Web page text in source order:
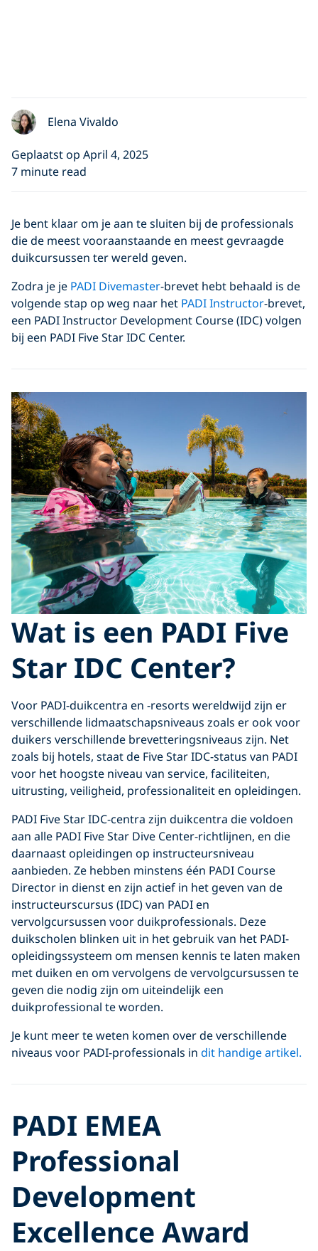
Elena Vivaldo
Geplaatst op April 4, 2025
7 minute read
Je bent klaar om je aan te sluiten bij de professionals
die de meest vooraanstaande en meest gevraagde
duikcursussen ter wereld geven.
Zodra je je PADI Divemaster-brevet hebt behaald is de
volgende stap op weg naar het PADI Instructor-brevet,
een PADI Instructor Development Course (IDC) volgen
bij een PADI Five Star IDC Center.
Wat is een PADI Five
Star IDC Center?
Voor PADI-duikcentra en -resorts wereldwijd zijn er
verschillende lidmaatschapsniveaus zoals er ook voor
duikers verschillende brevetteringsniveaus zijn. Net
zoals bij hotels, staat de Five Star IDC-status van PADI
voor het hoogste niveau van service, faciliteiten,
uitrusting, veiligheid, professionaliteit en opleidingen.
PADI Five Star IDC-centra zijn duikcentra die voldoen
aan alle PADI Five Star Dive Center-richtlijnen, en die
daarnaast opleidingen op instructeursniveau
aanbieden. Ze hebben minstens één PADI Course
Director in dienst en zijn actief in het geven van de
instructeurscursus (IDC) van PADI en
vervolgcursussen voor duikprofessionals. Deze
duikscholen blinken uit in het gebruik van het PADI-
opleidingssysteem om mensen kennis te laten maken
met duiken en om vervolgens de vervolgcursussen te
geven die nodig zijn om uiteindelijk een
duikprofessional te worden.
Je kunt meer te weten komen over de verschillende
niveaus voor PADI-professionals in dit handige artikel.
PADI EMEA
Professional
Development
Excellence Award